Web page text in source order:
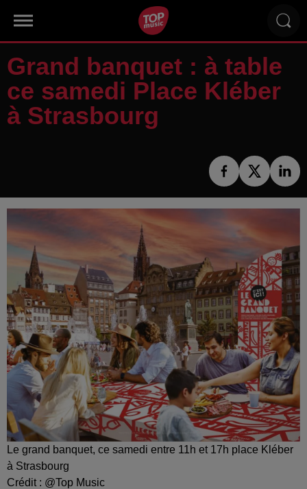
Grand banquet : à table
ce samedi Place Kléber
à Strasbourg
Le grand banquet, ce samedi entre 11h et 17h place Kléber
à Strasbourg
Crédit : @Top Music